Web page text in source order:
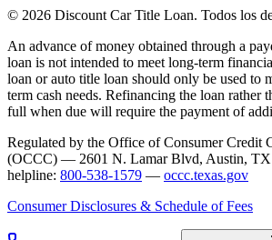
© 2026 Discount Car Title Loan. Todos los
An advance of money obtained through a
loan is not intended to meet long-term
loan or auto title loan should only be used to
term cash needs. Refinancing the loan rather
full when due will require the payment of
Regulated by the Office of Consumer Credit
(OCCC) — 2601 N. Lamar Blvd, Austin,
helpline: 800-538-1579 — occc.texas.gov
Consumer Disclosures & Schedule of Fees